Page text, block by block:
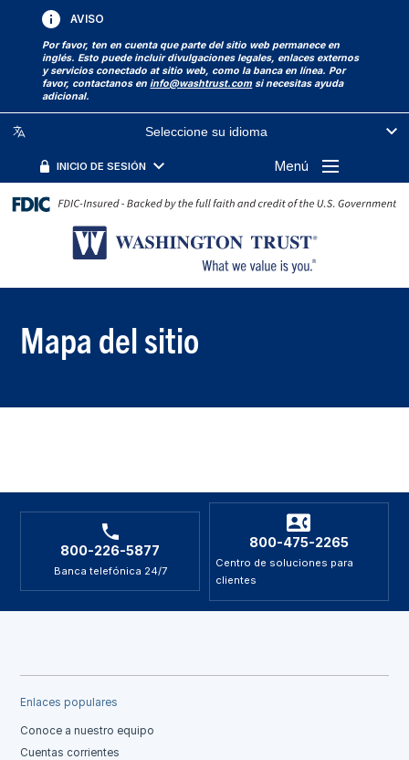
AVISO
Por favor, ten en cuenta que parte del sitio web permanece en
inglés. Esto puede incluir divulgaciones legales, enlaces externos
y servicios conectado at sitio web, como la banca en línea. Por
favor, contactanos eninfo@washtrust.com si necesitas ayuda
adicional.
Seleccione su idioma
INICIO DE SESIÓN Menú
Mapa del sitio
800-226-5877
Banca telefónica 24/7
800-475-2265
Centro de soluciones para
clientes
Enlaces populares
Conoce a nuestro equipo
Cuentas corrientes